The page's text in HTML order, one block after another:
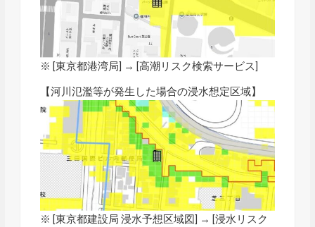
※ [東京都港湾局] → [高潮リスク検索サービス]
【河川氾濫等が発生した場合の浸水想定区域】
※ [東京都建設局 浸水予想区域図
] → [浸水リスク